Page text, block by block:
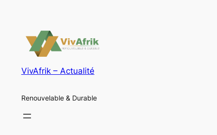
VivAfrik – Actualité
Renouvelable & Durable